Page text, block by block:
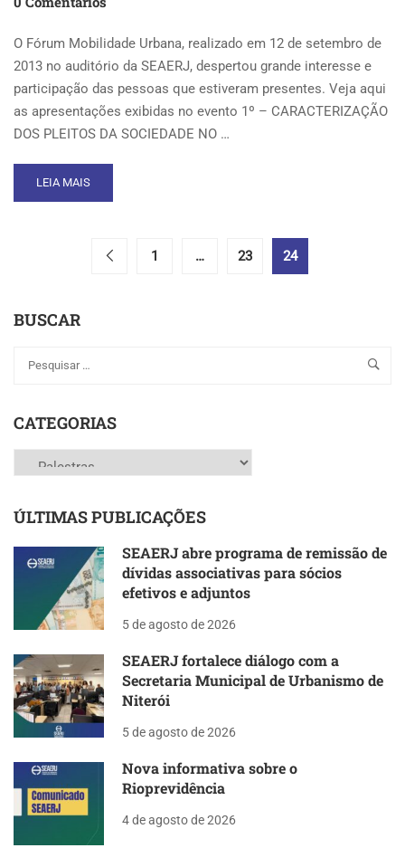
TURISMO
CULTURAIS
NO
BRASIL
O Fórum Mobilidade Urbana, realizado em 12 de setembro de
2013 no auditório da SEAERJ, despertou grande interesse e
participação das pessoas que estiveram presentes. Veja aqui
as apresentações exibidas no evento 1º – CARACTERIZAÇÃO
DOS PLEITOS DA SOCIEDADE NO …
READ
MORE
EM
DE
LEIA MAIS
1 … 23 24
BUSCAR
CATEGORIAS
Categorias
ÚLTIMAS PUBLICAÇÕES
SEAERJ abre programa de remissão de
dívidas associativas para sócios
efetivos e adjuntos
5 de agosto de 2026
SEAERJ fortalece diálogo com a
Secretaria Municipal de Urbanismo de
Niterói
5 de agosto de 2026
Nova informativa sobre o
Rioprevidência
4 de agosto de 2026